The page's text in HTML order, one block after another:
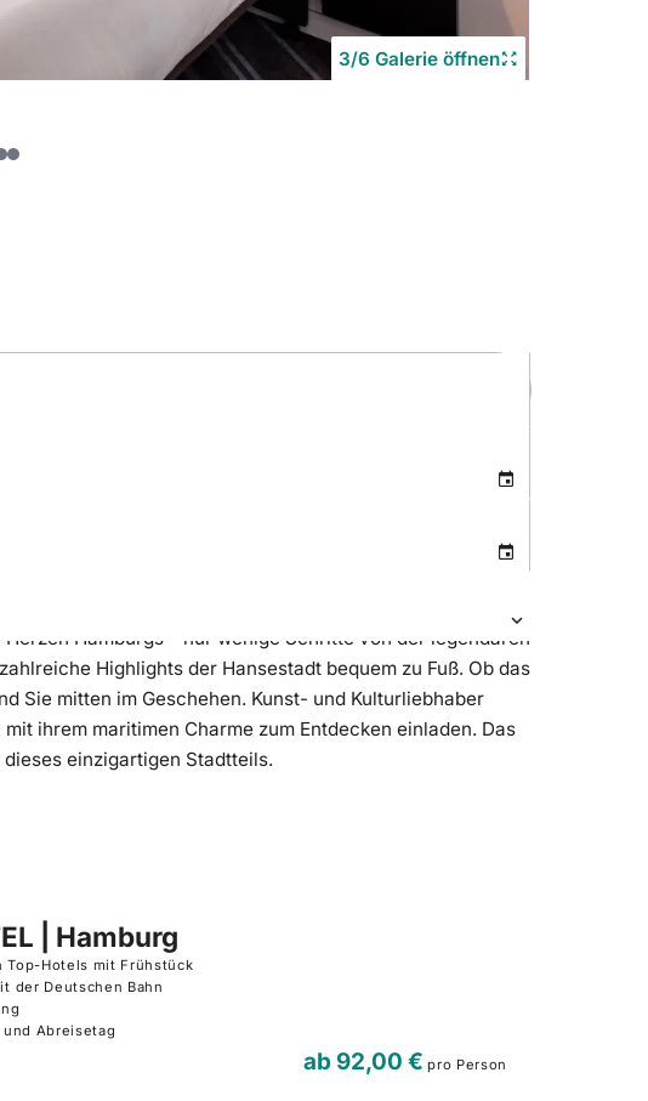
3/6 Galerie öffnen
Hamburgs – nur wenige Schritte von der legendären
Highlights der Hansestadt bequem zu Fuß. Ob das
Sie mitten im Geschehen. Kunst- und Kulturliebhaber
ihrem maritimen Charme zum Entdecken einladen. Das
einzigartigen Stadtteils.
| Hamburg
Top-Hotels mit Frühstück
der Deutschen Bahn
Abreisetag
ab92,00 € pro Person